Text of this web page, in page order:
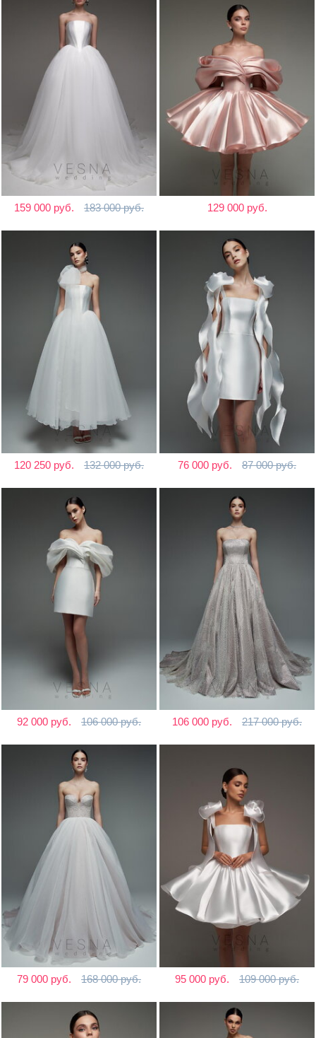
159 000 руб. 183 000 руб. 129 000 руб.
120 250 руб. 132 000 руб. 76 000 руб. 87 000 руб.
92 000 руб. 106 000 руб. 106 000 руб. 217 000 руб.
79 000 руб. 168 000 руб. 95 000 руб. 109 000 руб.